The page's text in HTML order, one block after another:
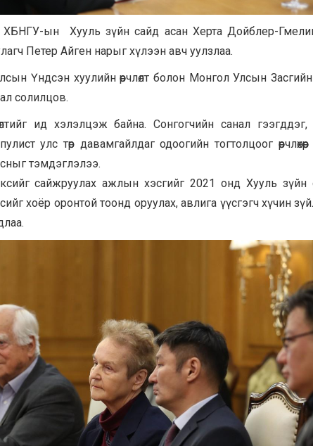
ын Хууль зүйн сайд асан Херта Дойблер-
Петер Айген нарыг хүлээн авч уулзлаа.
Үндсэн хуулийн өөрчлөлт болон Монгол Улсын
солилцов.
ид хэлэлцэж байна. Сонгогчийн санал гээгддэг,
улс төр давамгайлдаг одоогийн тогтолцоог
тэмдэглэлээ.
сайжруулах ажлын хэсгийг 2021 онд Хууль зүйн
хоёр оронтой тоонд оруулах, авлига үүсгэгч хүчин